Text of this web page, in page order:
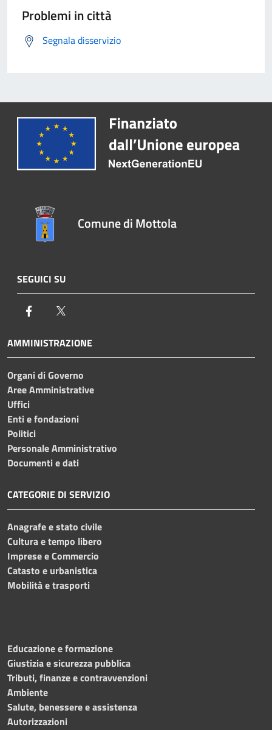
Problemi in città
Segnala disservizio
Comune di Mottola
SEGUICI SU
Facebook
AMMINISTRAZIONE
Organi di Governo
Aree Amministrative
Uffici
Enti e fondazioni
Politici
Personale Amministrativo
Documenti e dati
CATEGORIE DI SERVIZIO
Anagrafe e stato civile
Cultura e tempo libero
Imprese e Commercio
Catasto e urbanistica
Mobilità e trasporti
Educazione e formazione
Giustizia e sicurezza pubblica
Tributi, finanze e contravvenzioni
Ambiente
Salute, benessere e assistenza
Autorizzazioni